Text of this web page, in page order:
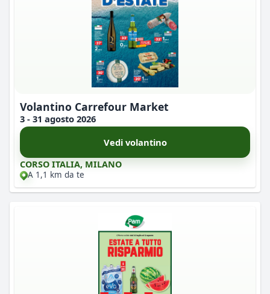
Volantino Carrefour Market
3 - 31 agosto 2026
Vedi volantino
CORSO ITALIA, MILANO
A 1,1 km da te